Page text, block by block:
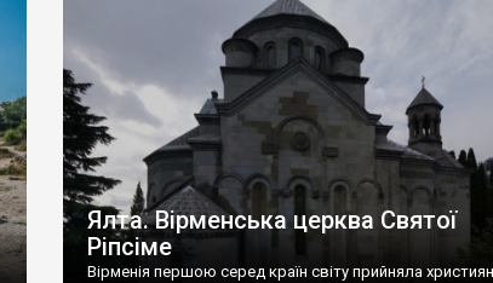
називаються «повстяками» (postaki)…” “Вино. Крим
виробляє відмінне вино і його вдосталь: воно все
легке біле і дуже […]
Ялта. Вірменська церква Святої
Ріпсіме
Вірменія першою серед країн світу прийняла